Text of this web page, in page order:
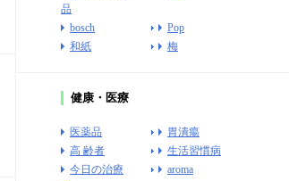
品
Pop
bosch
梅
和紙
健康・医療
胃潰瘍
医薬品
生活習慣病
高 齢者
aroma
今日の治療